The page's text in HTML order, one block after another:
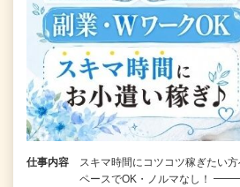
仕事内容
スキマ時間にコツコツ稼ぎたい
ペースでOK・ノルマな